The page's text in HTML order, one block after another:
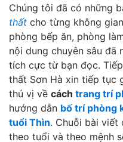
Chúng tôi đã có những
thất cho từng không
phòng bếp ăn, phòng
nội dung chuyên sâu đã
tích cực từ bạn đọc.
thất Sơn Hà xin tiếp tục
thú vị về cách trang trí
hướng dẫn bố trí phòng
tuổi Thìn. Chuỗi bài viết
theo tuổi và theo mệnh